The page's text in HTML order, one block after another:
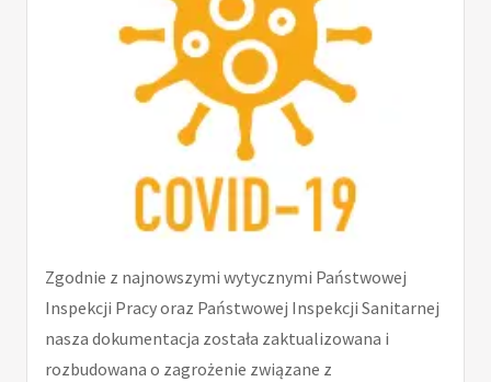
Zgodnie z najnowszymi wytycznymi Państwowej
Inspekcji Pracy oraz Państwowej Inspekcji Sanitarnej
nasza dokumentacja została zaktualizowana i
rozbudowana o zagrożenie związane z